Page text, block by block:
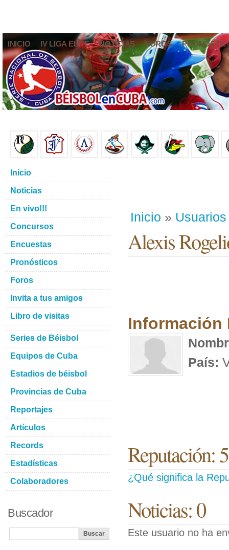
INICIO IV LIGA ELITE NOTICIAS FOROS
Inicio » Usuarios
Alexis
Información
País:
Reputación:
¿Qué significa la
Noticias: 0
Este usuario no ha
Inicio
Noticias
En vivo!!!
Concursos
Encuestas
Pronósticos
Foros
Invita a tus amigos
Libro de visitas
Series de Béisbol
Equipos de Cuba
Estadios de béisbol
Provincias de Cuba
Reportajes
Artículos
Records
Estadísticas
Colaboradores
Buscador